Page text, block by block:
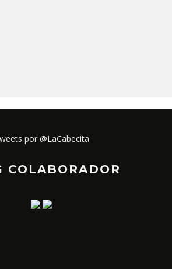
por @LaCabecita
COLABORADOR